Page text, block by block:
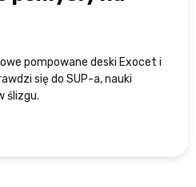
pompowane deski Exocet i
się do SUP-a, nauki
ślizgu.